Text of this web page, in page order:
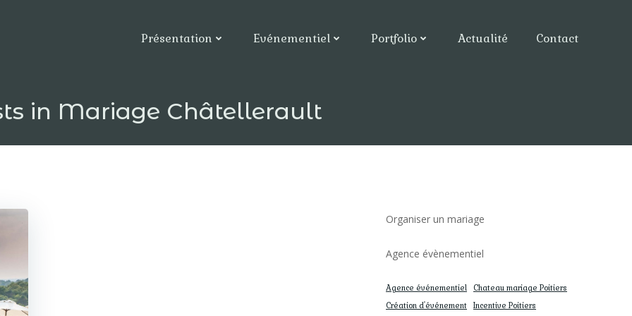
Présentation Evénementiel Portfolio Actualité Contact
in Mariage Châtellerault
Organiser un mariage
Agence évènementiel
Agence événementiel
Chateau mariage Poitiers
Création d'événement
Incentive Poitiers